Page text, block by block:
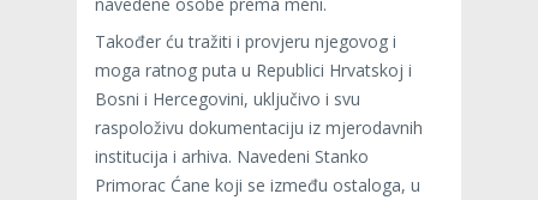
Također ću tražiti i provjeru njegovog i
moga ratnog puta u Republici Hrvatskoj i
Bosni i Hercegovini, uključivo i svu
raspoloživu dokumentaciju iz mjerodavnih
institucija i arhiva. Navedeni Stanko
Primorac Ćane koji se između ostaloga, u